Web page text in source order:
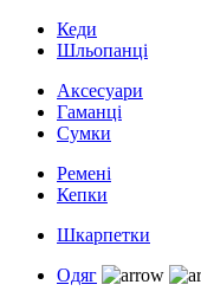
Кеди
Шльопанці
Аксесуари
Гаманці
Сумки
Ремені
Кепки
Шкарпетки
Одяг